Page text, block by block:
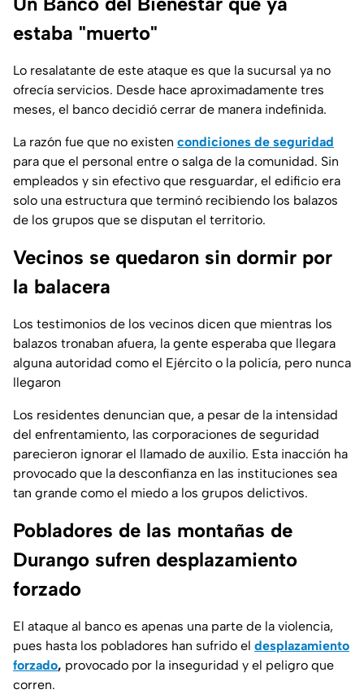
estaba "muerto"
Lo resalatante de este ataque es que la sucursal ya no
ofrecía servicios. Desde hace aproximadamente tres
meses, el banco decidió cerrar de manera indefinida.
La razón fue que no existen condiciones de seguridad
para que el personal entre o salga de la comunidad. Sin
empleados y sin efectivo que resguardar, el edificio era
solo una estructura que terminó recibiendo los balazos
de los grupos que se disputan el territorio.
Vecinos se quedaron sin dormir por
la balacera
Los testimonios de los vecinos dicen que mientras los
balazos tronaban afuera, la gente esperaba que llegara
alguna autoridad como el Ejército o la policía, pero nunca
llegaron
Los residentes denuncian que, a pesar de la intensidad
del enfrentamiento, las corporaciones de seguridad
parecieron ignorar el llamado de auxilio. Esta inacción ha
provocado que la desconfianza en las instituciones sea
tan grande como el miedo a los grupos delictivos.
Pobladores de las montañas de
Durango sufren desplazamiento
forzado
El ataque al banco es apenas una parte de la violencia,
pues hasta los pobladores han sufrido el desplazamiento
forzado, provocado por la inseguridad y el peligro que
corren.